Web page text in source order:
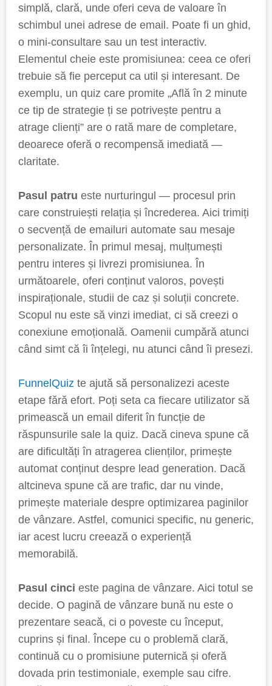
simplă, clară, unde oferi ceva de valoare în
schimbul unei adrese de email. Poate fi un ghid,
o mini-consultare sau un test interactiv.
Elementul cheie este promisiunea: ceea ce oferi
trebuie să fie perceput ca util și interesant. De
exemplu, un quiz care promite „Află în 2 minute
ce tip de strategie ți se potrivește pentru a
atrage clienți” are o rată mare de completare,
deoarece oferă o recompensă imediată —
claritate.
Pasul patru este nurturingul — procesul prin
care construiești relația și încrederea. Aici trimiți
o secvență de emailuri automate sau mesaje
personalizate. În primul mesaj, mulțumești
pentru interes și livrezi promisiunea. În
următoarele, oferi conținut valoros, povești
inspiraționale, studii de caz și soluții concrete.
Scopul nu este să vinzi imediat, ci să creezi o
conexiune emoțională. Oamenii cumpără atunci
când simt că îi înțelegi, nu atunci când îi presezi.
FunnelQuiz te ajută să personalizezi aceste
etape fără efort. Poți seta ca fiecare utilizator să
primească un email diferit în funcție de
răspunsurile sale la quiz. Dacă cineva spune că
are dificultăți în atragerea clienților, primește
automat conținut despre lead generation. Dacă
altcineva spune că are trafic, dar nu vinde,
primește materiale despre optimizarea paginilor
de vânzare. Astfel, comunici specific, nu generic,
iar acest lucru creează o experiență
memorabilă.
Pasul cinci este pagina de vânzare. Aici totul se
decide. O pagină de vânzare bună nu este o
prezentare seacă, ci o poveste cu început,
cuprins și final. Începe cu o problemă clară,
continuă cu o promisiune puternică și oferă
dovada prin testimoniale, exemple sau cifre.